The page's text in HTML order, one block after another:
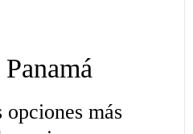
opciones más